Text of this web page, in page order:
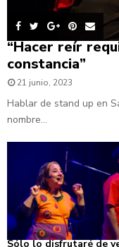
“Hacer reír
constancia”
21 junio, 2023
Hablar de stand up en
nombre...
Sólo lo disfrutaré de